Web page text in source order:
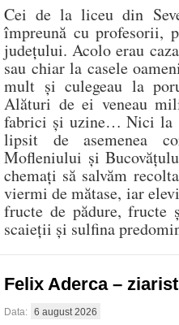
Cei de la liceu din
împreună cu profesorii,
județului. Acolo erau
sau chiar la casele
mult și culegeau la
Alături de ei veneau
fabrici și uzine… Nici la
lipsit de asemenea
Mofleniului și
chemați să salvăm
viermi de mătase, iar
fructe de pădure, fructe
scaieții și sulfina
Felix Aderca –
Data: 6 august 2026